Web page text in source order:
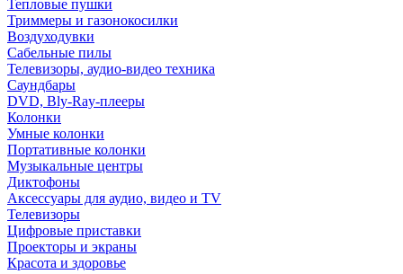
Тепловые пушки
Триммеры и газонокосилки
Воздуходувки
Сабельные пилы
Телевизоры, аудио-видео техника
Саундбары
DVD, Bly-Ray-плееры
Колонки
Умные колонки
Портативные колонки
Музыкальные центры
Диктофоны
Аксессуары для аудио, видео и TV
Телевизоры
Цифровые приставки
Проекторы и экраны
Красота и здоровье